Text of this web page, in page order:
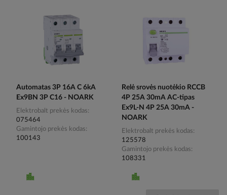
Automatas 3P 16A C 6kA
Ex9BN 3P C16 - NOARK
Elektrobalt prekės kodas
075464
Gamintojo prekės kodas
100143
Relė srovės nuotėkio RCCB
4P 25A 30mA AC-tipas
Ex9L-N 4P 25A 30mA -
NOARK
Elektrobalt prekės kodas
125578
Gamintojo prekės kodas
108331